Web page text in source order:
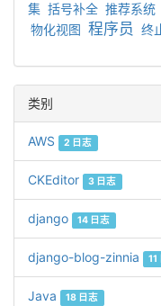
集 括号补全 推荐系统
物化视图 程序员 终
类别
AWS 2 日志
CKEditor 3 日志
django 14 日志
django-blog-zinnia 11
Java 18 日志